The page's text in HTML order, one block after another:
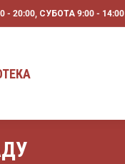
20:00, СУБОТА 9:00 - 14:00